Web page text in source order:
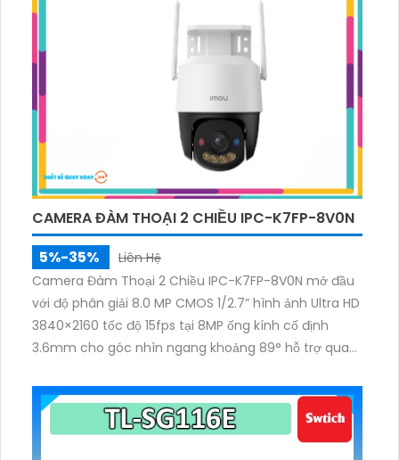
CAMERA ĐÀM THOẠI 2 CHIỀU IPC-K7FP-8V0N
5%-35%
Liên Hệ
Camera Đàm Thoại 2 Chiều IPC-K7FP-8V0N mở đầu
với độ phân giải 8.0 MP CMOS 1/2.7” hình ảnh Ultra HD
3840×2160 tốc độ 15fps tại 8MP ống kính cố định
3.6mm cho góc nhìn ngang khoảng 89° hỗ trợ quay
sáng bao gồm Full Color hồng ngoại tầm chiếu sáng
lên tới 30 mét.